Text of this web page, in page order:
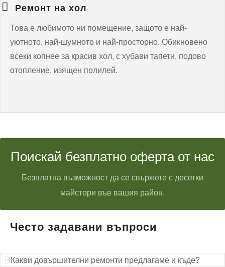
Ремонт на хол
Това е любимото ни помещение, защото е най-
уютното, най-шумното и най-просторно. Обикновено
всеки копнее за красив хол, с хубави тапети, подово
отопление, изящен полилей.
Поискай безплатно оферта от нас
Безплатна възможност да се свържете с десетки
майстори във вашия район.
Често задавани въпроси
Какви довършителни ремонти предлагаме и къде?